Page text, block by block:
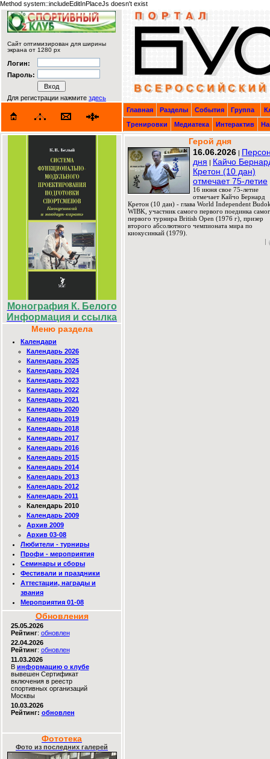
Method system::includeEditInPlaceJs doesn't exist
Сайт оптимизирован для ширины
экрана от 1280 px
Логин:
Пароль:
Для регистрации нажмите здесь
Главная
Разделы События Группа
Тренировки
Медиатека Интерактив
Монография К. Белого
Информация и ссылка
Меню раздела
Календари
Календарь 2026
Календарь 2025
Календарь 2024
Календарь 2023
Календарь 2022
Календарь 2021
Календарь 2020
Календарь 2019
Календарь 2018
Календарь 2017
Календарь 2016
Календарь 2015
Календарь 2014
Календарь 2013
Календарь 2012
Календарь 2011
Календарь 2010
Календарь 2009
Архив 2009
Архив 03-08
Любители - турниры
Профи - мероприятия
Семинары и сборы
Фестивали и праздники
Аттестации, награды и
звания
Мероприятия 01-08
Обновления
25.05.2026
Рейтинг: обновлен
22.04.2026
Рейтинг: обновлен
11.03.2026
В информацию о клубе
вывешен Сертификат
включения в реестр
спортивных организаций
Москвы
10.03.2026
Рейтинг: обновлен
Фототека
Фото из последних галерей
Герой дня
16.06.2026 |
дня | Кайчо
Кретон (10 дан)
отмечает 75-летие
16 июня свое 75-летие
отмечает Кайчо Бернард
Кретон (10 дан) - глава World Independent
WIBK, участник самого первого поединка
первого турнира British Open (1976 г), призер
второго абсолютного чемпионата мира по
киокусинкай (1979).
|